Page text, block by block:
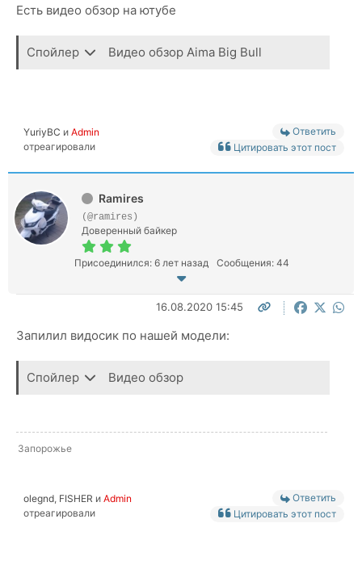
Есть видео обзор на ютубе
Спойлер Видео обзор Aima Big Bull
YuriyBC и Admin
отреагировали
Ответить
Цитировать этот пост
Ramires
(@ramires)
Доверенный байкер
Присоединился: 6 лет назад Сообщения: 44
16.08.2020 15:45
Запилил видосик по нашей модели:
Спойлер Видео обзор
Запорожье
olegnd, FISHER и Admin
отреагировали
Ответить
Цитировать этот пост